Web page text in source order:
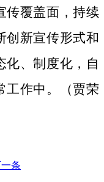
传覆盖面，持续
创新宣传形式和
化、制度化，自
工作中。（贾荣
条